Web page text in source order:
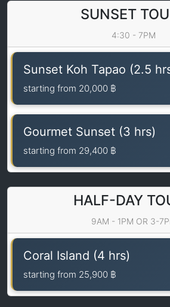
SUNSET
4:30 - 7PM
Sunset Koh Tapao (2.5
starting from 20,000 ฿
Gourmet Sunset (3 hrs)
starting from 29,400 ฿
HALF-DAY
9AM - 1PM OR 3-
Coral Island (4 hrs)
starting from 25,900 ฿